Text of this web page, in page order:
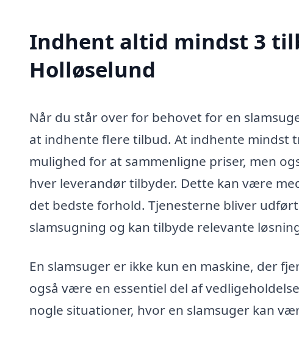
Indhent altid mindst 3
Holløselund
Når du står over for behovet for en
at indhente flere tilbud. At indhente mindst
mulighed for at sammenligne priser, men
hver leverandør tilbyder. Dette kan være
det bedste forhold. Tjenesterne bliver
slamsugning og kan tilbyde relevante
En slamsuger er ikke kun en maskine, der
også være en essentiel del af
nogle situationer, hvor en slamsuger kan